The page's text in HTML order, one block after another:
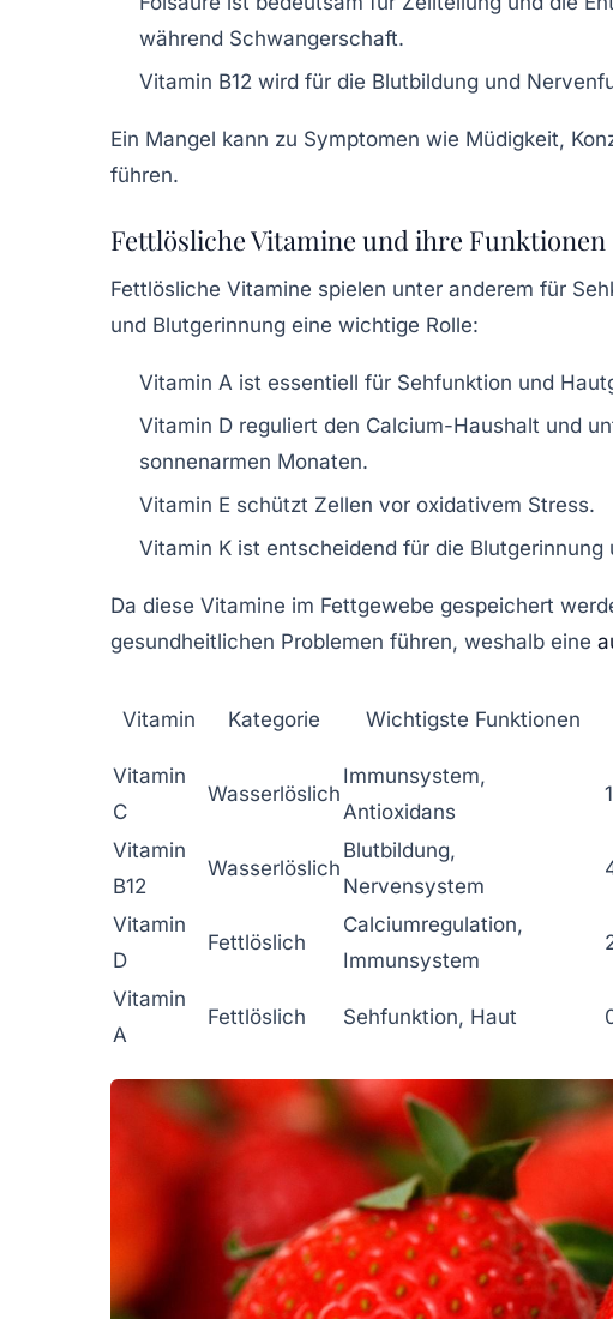
während Schwangerschaft.
Vitamin B12 wird für die Blutbildung und
Ein Mangel kann zu Symptomen wie Müdigkeit,
führen.
Fettlösliche Vitamine und ihre Funktionen
Fettlösliche Vitamine spielen unter anderem für
und Blutgerinnung eine wichtige Rolle:
Vitamin A ist essentiell für Sehfunktion und
Vitamin D reguliert den Calcium-Haushalt und
sonnenarmen Monaten.
Vitamin E schützt Zellen vor oxidativem Stress.
Vitamin K ist entscheidend für die Blutgerinnung
Da diese Vitamine im Fettgewebe gespeichert
gesundheitlichen Problemen führen, weshalb eine
Vitamin Kategorie Wichtigste Funktionen
Vitamin
C
Wasserlöslich
Immunsystem,
Antioxidans
Vitamin
B12
Wasserlöslich
Blutbildung,
Nervensystem
Vitamin
D
Fettlöslich
Calciumregulation,
Immunsystem
Vitamin
A
Fettlöslich Sehfunktion, Haut